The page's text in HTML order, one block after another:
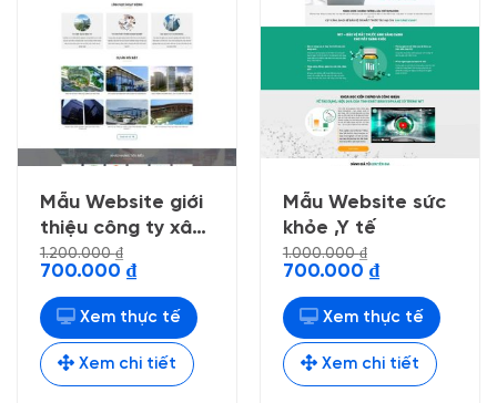
Mẫu Website giới
thiệu công ty xây
dựng 4
1.200.000₫
Giá
là:
1.200.000 ₫.
700.000 ₫Giá
hiện
tại
là:
700.000 ₫.
Xem thực tế
Xem chi tiết
Mẫu Website sức
khỏe ,Y tế
1.000.000₫
Giá
là:
1.000.000 ₫.
700.000 ₫Giá
hiện
tại
là:
700.000 ₫.
Xem thực tế
Xem chi tiết